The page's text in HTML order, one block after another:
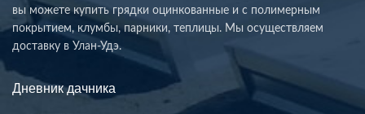
вы можете купить грядки оцинкованные и с полимерным
покрытием, клумбы, парники, теплицы. Мы осуществляем
доставку в Улан-Удэ.
Дневник дачника